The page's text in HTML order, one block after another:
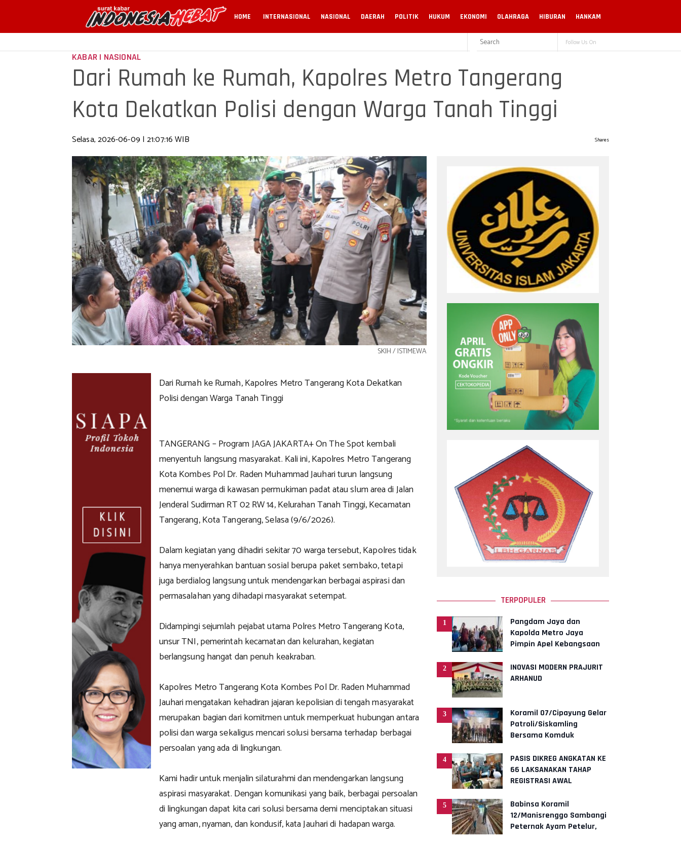
HOME INTERNASIONAL NASIONAL DAERAH POLITIK HUKUM EKONOMI OLAHRAGA HIBURAN HANKAM
Follow Us On
KABAR | NASIONAL
Dari Rumah ke Rumah, Kapolres Metro Tangerang
Kota Dekatkan Polisi dengan Warga Tanah Tinggi
Selasa, 2026-06-09 | 21:07:16 WIB Shares
SKIH / ISTIMEWA
Dari Rumah ke Rumah, Kapolres Metro Tangerang Kota Dekatkan
Polisi dengan Warga Tanah Tinggi
TANGERANG – Program JAGA JAKARTA+ On The Spot kembali
menyentuh langsung masyarakat. Kali ini, Kapolres Metro Tangerang
Kota Kombes Pol Dr. Raden Muhammad Jauhari turun langsung
menemui warga di kawasan permukiman padat atau slum area di Jalan
Jenderal Sudirman RT 02 RW 14, Kelurahan Tanah Tinggi, Kecamatan
Tangerang, Kota Tangerang, Selasa (9/6/2026).
Dalam kegiatan yang dihadiri sekitar 70 warga tersebut, Kapolres tidak
hanya menyerahkan bantuan sosial berupa paket sembako, tetapi
juga berdialog langsung untuk mendengarkan berbagai aspirasi dan
permasalahan yang dihadapi masyarakat setempat.
Didampingi sejumlah pejabat utama Polres Metro Tangerang Kota,
unsur TNI, pemerintah kecamatan dan kelurahan, kegiatan
berlangsung hangat dan penuh keakraban.
Kapolres Metro Tangerang Kota Kombes Pol Dr. Raden Muhammad
Jauhari mengatakan kehadiran jajaran kepolisian di tengah masyarakat
merupakan bagian dari komitmen untuk memperkuat hubungan antara
polisi dan warga sekaligus mencari solusi bersama terhadap berbagai
persoalan yang ada di lingkungan.
Kami hadir untuk menjalin silaturahmi dan mendengarkan langsung
aspirasi masyarakat. Dengan komunikasi yang baik, berbagai persoalan
di lingkungan dapat kita cari solusi bersama demi menciptakan situasi
yang aman, nyaman, dan kondusif, kata Jauhari di hadapan warga.
TERPOPULER
1
Pangdam Jaya dan
Kapolda Metro Jaya
Pimpin Apel Kebangsaan
Indonesia"
2
INOVASI MODERN PRAJURIT
ARHANUD
3
Koramil 07/Cipayung Gelar
Patroli/Siskamling
Bersama Komduk
4
PASIS DIKREG ANGKATAN KE
66 LAKSANAKAN TAHAP
REGISTRASI AWAL
5
Babinsa Koramil
12/Manisrenggo Sambangi
Peternak Ayam Petelur,